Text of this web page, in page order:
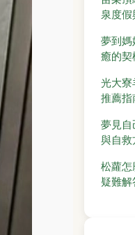
泉度
夢到媽
癒的契
光大寮
推薦指
夢見自
與自救
松蘿怎
疑難解